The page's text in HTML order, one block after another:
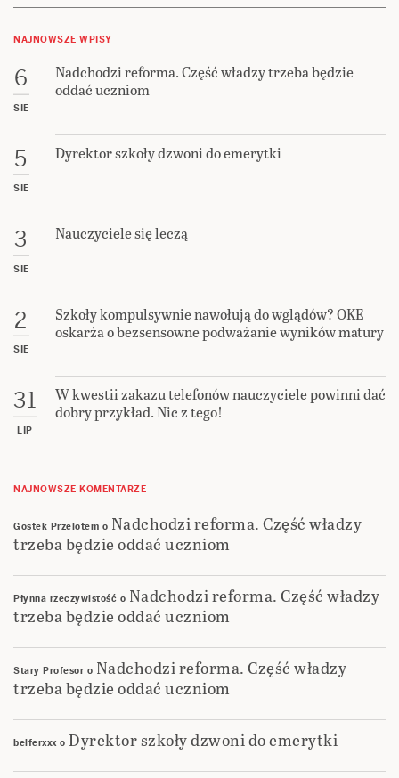
NAJNOWSZE WPISY
6
SIE
Nadchodzi reforma. Część władzy trzeba będzie
oddać uczniom
5
SIE
Dyrektor szkoły dzwoni do emerytki
3
SIE
Nauczyciele się leczą
2
SIE
Szkoły kompulsywnie nawołują do wglądów? OKE
oskarża o bezsensowne podważanie wyników matury
31
LIP
W kwestii zakazu telefonów nauczyciele powinni dać
dobry przykład. Nic z tego!
NAJNOWSZE KOMENTARZE
Gostek Przelotem o Nadchodzi reforma. Część władzy
trzeba będzie oddać uczniom
Płynna rzeczywistość o Nadchodzi reforma. Część władzy
trzeba będzie oddać uczniom
Stary Profesor o Nadchodzi reforma. Część władzy
trzeba będzie oddać uczniom
belferxxxo Dyrektor szkoły dzwoni do emerytki